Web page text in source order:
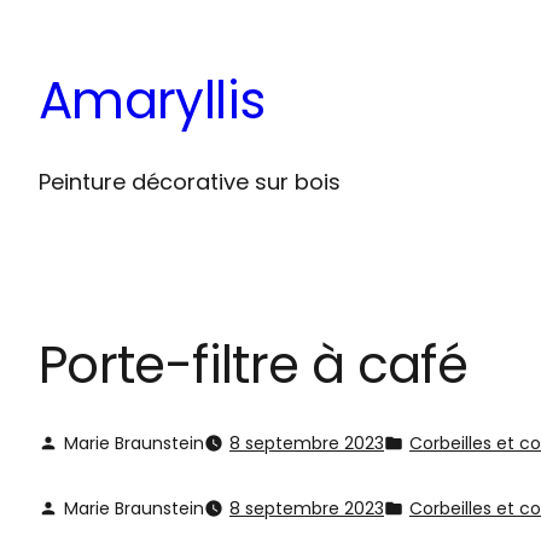
contenu
Amaryllis
Peinture décorative sur bois
Porte-filtre à café
Marie Braunstein 8 septembre 2023 Corbeilles et
Marie Braunstein 8 septembre 2023 Corbeilles et